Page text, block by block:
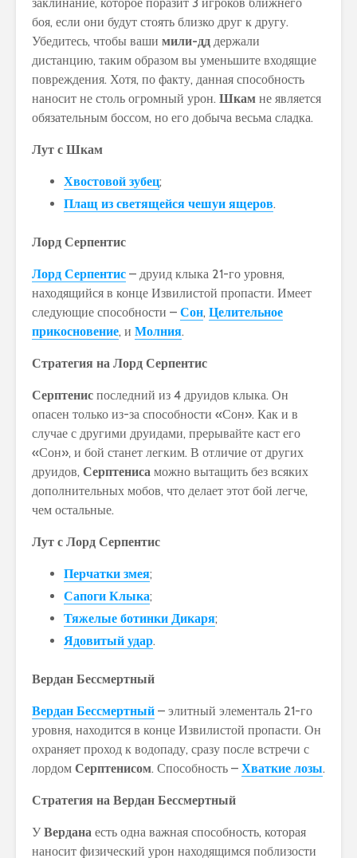
боя, если они будут стоять близко друг к другу.
Убедитесь, чтобы ваши мили-дд держали
дистанцию, таким образом вы уменьшите входящие
повреждения. Хотя, по факту, данная способность
наносит не столь огромный урон. Шкам не является
обязательным боссом, но его добыча весьма сладка.
Лут с Шкам
Хвостовой зубец;
Плащ из светящейся чешуи ящеров.
Лорд Серпентис
Лорд Серпентис – друид клыка 21-го уровня,
находящийся в конце Извилистой пропасти. Имеет
следующие способности – Сон, Целительное
прикосновение, и Молния.
Стратегия на Лорд Серпентис
Серптенис последний из 4 друидов клыка. Он
опасен только из-за способности «Сон». Как и в
случае с другими друидами, прерывайте каст его
«Сон», и бой станет легким. В отличие от других
друидов, Серптениса можно вытащить без всяких
дополнительных мобов, что делает этот бой легче,
чем остальные.
Лут с Лорд Серпентис
Перчатки змея;
Сапоги Клыка;
Тяжелые ботинки Дикаря;
Ядовитый удар.
Вердан Бессмертный
Вердан Бессмертный – элитный элементаль 21-го
уровня, находится в конце Извилистой пропасти. Он
охраняет проход к водопаду, сразу после встречи с
лордом Серптенисом. Способность – Хваткие лозы.
Стратегия на Вердан Бессмертный
УВердана есть одна важная способность, которая
наносит физический урон находящимся поблизости